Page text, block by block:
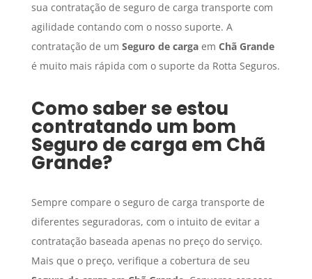
sua contratação de seguro de carga transporte com
agilidade contando com o nosso suporte. A
contratação de um Seguro de cargaem Chã Grande
é muito mais rápida com o suporte da Rotta Seguros.
Como saber se estou
contratando um bom
Seguro de carga em Chã
Grande?
Sempre compare o seguro de carga transporte de
diferentes seguradoras, com o intuito de evitar a
contratação baseada apenas no preço do serviço.
Mais que o preço, verifique a cobertura de seu